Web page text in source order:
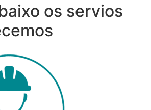
os servios